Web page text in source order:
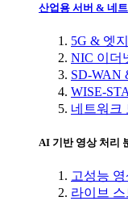
산업용 서버 & 네
5G & 엣
NIC 이더
SD-WAN
WISE-
네트워크
AI 기반 영상 처리
고성능 영
라이브